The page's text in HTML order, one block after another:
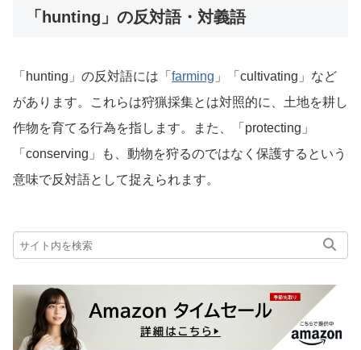
「hunting」の反対語・対義語
「hunting」の反対語には「 farming 」「cultivating」など
があります。これらは狩猟採集とは対照的に、土地を耕し
作物を育てる行為を指します。また、「protecting」
「conserving」も、動物を狩るのではなく保護するという
意味で反対語として捉えられます。